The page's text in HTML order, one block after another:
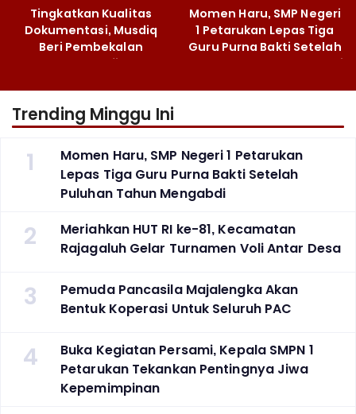
Tingkatkan Kualitas
Dokumentasi, Musdiq
Beri Pembekalan
Fotografi ‎
Momen Haru, SMP Negeri
1 Petarukan Lepas Tiga
Guru Purna Bakti Setelah
Puluhan Tahun Mengabdi
Trending Minggu Ini
1
Momen Haru, SMP Negeri 1 Petarukan
Lepas Tiga Guru Purna Bakti Setelah
Puluhan Tahun Mengabdi
2
Meriahkan HUT RI ke-81, Kecamatan
Rajagaluh Gelar Turnamen Voli Antar Desa
3
Pemuda Pancasila Majalengka Akan
Bentuk Koperasi Untuk Seluruh PAC
4
Buka Kegiatan Persami, Kepala SMPN 1
Petarukan Tekankan Pentingnya Jiwa
Kepemimpinan